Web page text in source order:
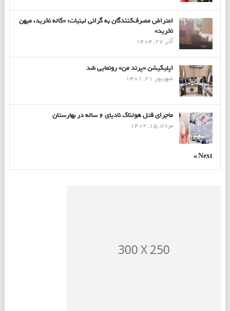
اعتراض مصرف‌کنندگان به گرانی لبنیات: «کاله نخرید، میهن
نخرید»
آذر 27, 1404
اپلیکیشن «پرند من» رونمایی شد
شهریور 21, 1401
ماجرای قتل هولناک نادیای ۶ ساله در بهارستان
مرداد 15, 1402
Next »